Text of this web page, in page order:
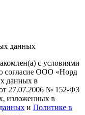
данных
с условиями
согласие ООО «Норд
данных в
27.07.2006 № 152-ФЗ
изложенных в
и Политике в